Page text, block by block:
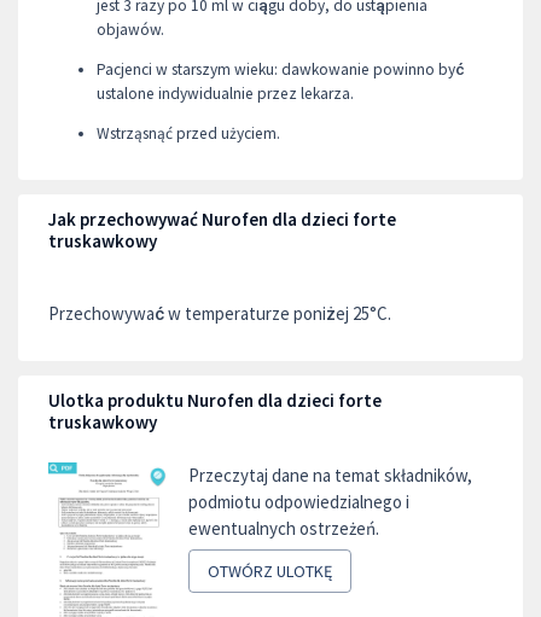
jest 3 razy po 10 ml w ciągu doby, do ustąpienia
objawów.
Pacjenci w starszym wieku: dawkowanie powinno być
ustalone indywidualnie przez lekarza.
Wstrząsnąć przed użyciem.
Jak przechowywać Nurofen dla dzieci forte
truskawkowy
Przechowywać w temperaturze poniżej 25°C.
Ulotka produktu Nurofen dla dzieci forte
truskawkowy
Przeczytaj dane na temat składników,
podmiotu odpowiedzialnego i
ewentualnych ostrzeżeń.
OTWÓRZ ULOTKĘ